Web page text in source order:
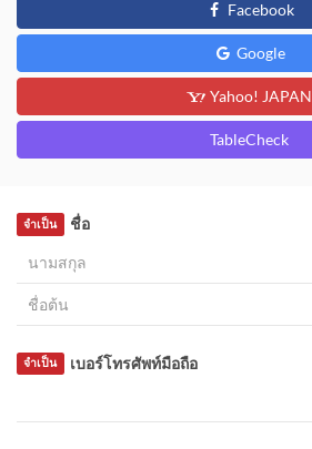
Facebook
Google
Yahoo! JAPAN
TableCheck
ชื่อ
จำเป็น
เบอร์โทรศัพท์มือถือ
จำเป็น